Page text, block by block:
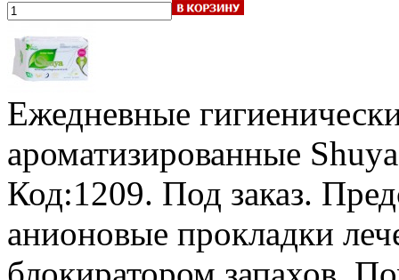
Ежедневные
ароматизированные
Код:1209. Под заказ.
анионовые прокладки